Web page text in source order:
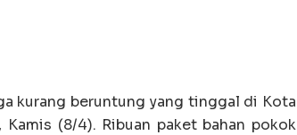
kurang beruntung yang tinggal di Kota
(8/4). Ribuan paket bahan pokok